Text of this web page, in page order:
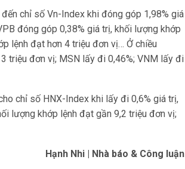
chỉ số Vn-Index khi đóng góp 1,98% giá
đóng góp 0,38% giá trị, khối lượng khớp
lệnh đạt hơn 4 triệu đơn vị… Ở chiều
triệu đơn vị; MSN lấy đi 0,46%; VNM lấy đi
chỉ số HNX-Index khi lấy đi 0,6% giá trị,
lượng khớp lệnh đạt gần 9,2 triệu đơn vị;
Hạnh Nhi | Nhà báo & Công luận